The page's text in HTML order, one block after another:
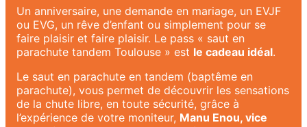
Un anniversaire, une demande en mariage, un EVJF
ou EVG, un rêve d’enfant ou simplement pour se
faire plaisir et faire plaisir. Le pass « saut en
parachute tandem Toulouse » est le cadeau idéal.
Le saut en parachute en tandem (baptême en
parachute), vous permet de découvrir les sensations
de la chute libre, en toute sécurité, grâce à
l’expérience de votre moniteur, Manu Enou, vice